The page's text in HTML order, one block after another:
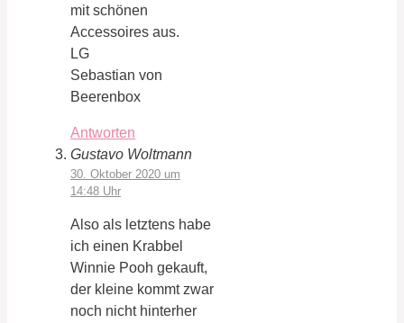
mit schönen
Accessoires aus.
LG
Sebastian von
Beerenbox
Antworten
Gustavo Woltmann
30. Oktober 2020 um
14:48 Uhr
Also als letztens habe
ich einen Krabbel
Winnie Pooh gekauft,
der kleine kommt zwar
noch nicht hinterher